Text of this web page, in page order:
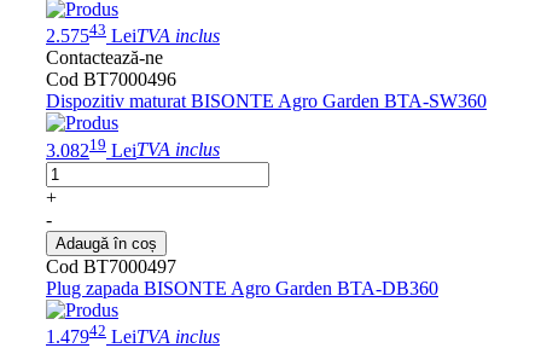
2.57543 LeiTVA inclus
Contactează-ne
Cod BT7000496
Dispozitiv maturat BISONTE Agro Garden BTA-SW360
3.08219 LeiTVA inclus
+
-
Adaugă în coș
Cod BT7000497
Plug zapada BISONTE Agro Garden BTA-DB360
1.47942 LeiTVA inclus